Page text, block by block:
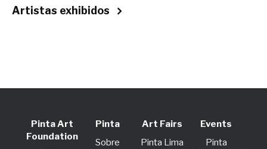
Artistas exhibidos
Pinta Art
Foundation
Pinta
Sobre
Art Fairs
Pinta Lima
Events
Pinta